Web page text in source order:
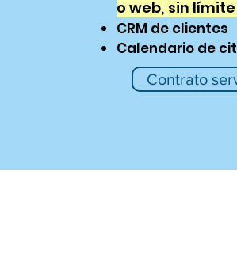
o web, sin
CRM de clientes
Calendario de
Contrato